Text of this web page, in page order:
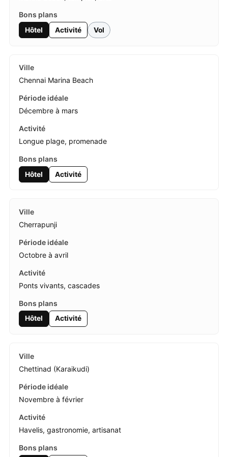
Hôtel Activité Vol
Chennai Marina Beach
Décembre à mars
Longue plage, promenade
Hôtel Activité
Cherrapunji
Octobre à avril
Ponts vivants, cascades
Hôtel Activité
Chettinad (Karaikudi)
Novembre à février
Havelis, gastronomie, artisanat